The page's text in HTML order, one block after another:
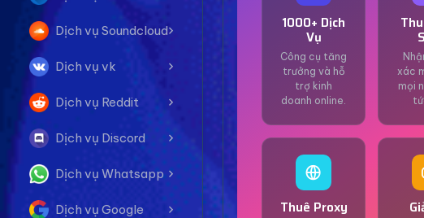
Dịch vụ Soundcloud
Dịch vụ vk
Dịch vụ Reddit
Dịch vụ Discord
Dịch vụ Whatsapp
Dịch vụ Google
1000+ Dịch
Vụ
Công cụ tăng
trưởng và hỗ
trợ kinh
doanh online.
xác
mọi
Thuê Proxy